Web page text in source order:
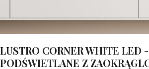
LUSTRO CORNER WHITE LED -
PODŚWIETLANE Z